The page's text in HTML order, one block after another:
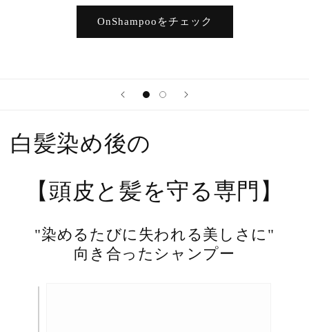
OnShampooをチェック
白髪染め後の
【頭皮と髪を守る専門】
"染めるたびに失われる美しさに"
向き合ったシャンプー